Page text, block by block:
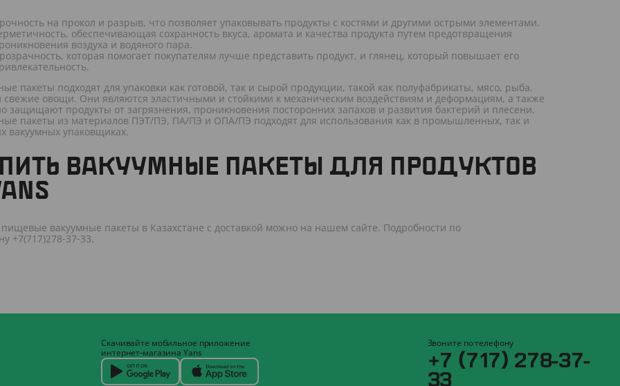
на прокол и разрыв, что позволяет упаковывать продукты с костями и другими острыми элементами.
обеспечивающая сохранность вкуса, аромата и качества продукта путем предотвращения
воздуха и водяного пара.
которая помогает покупателям лучше представить продукт, и глянец, который повышает его
пакеты подходят для упаковки как готовой, так и сырой продукции, такой как полуфабрикаты, мясо, рыба,
свежие овощи. Они являются эластичными и стойкими к механическим воздействиям и деформациям, а также
защищают продукты от загрязнения, проникновения посторонних запахов и развития бактерий и плесени.
пакеты из материалов ПЭТ/ПЭ, ПА/ПЭ и ОПА/ПЭ подходят для использования как в промышленных, так и
вакуумных упаковщиках.
ВАКУУМНЫЕ ПАКЕТЫ ДЛЯ ПРОДУКТОВ
вакуумные пакеты в Казахстане с доставкой можно на нашем сайте. Подробности по
+7(717)278-37-33.
Скачивайте мобильное приложение
интернет-магазина Yans
Звоните по телефону
+7 (717) 278-37-
33